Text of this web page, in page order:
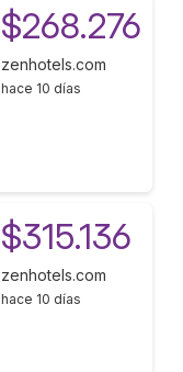
$268.276
zenhotels.com
hace 10 días
$315.136
zenhotels.com
hace 10 días